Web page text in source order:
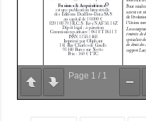
Page 1 / 1